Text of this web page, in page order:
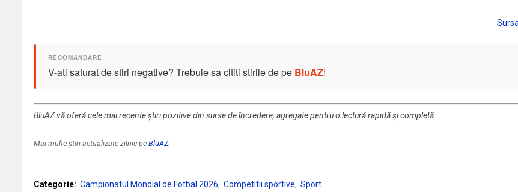
V-ati saturat de stiri negative? Trebuie sa cititi stirile de pe BluAZ!
BluAZ vă oferă cele mai recente știri pozitive din surse de încredere, agregate pentru o lectură rapidă și completă.
Mai multe știri actualizate zilnic pe BluAZ.
Categorie: Campionatul Mondial de Fotbal 2026 Competitii sportive Sport